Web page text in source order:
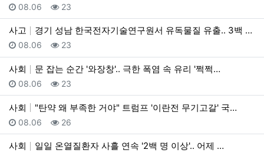
등록일
08.06 조회
23
사고 경기 성남 한국전자기술연구원서 유독물질 유출.. 3백 …
등록일
08.06 조회
23
사회 문 잡는 순간 '와장창'.. 극한 폭염 속 유리 '쩍쩍…
등록일
08.06 조회
23
사회 "탄약 왜 부족한 거야" 트럼프 '이란전 무기고갈' 국…
등록일
08.06 조회
26
사회 일일 온열질환자 사흘 연속 '2백 명 이상'.. 어제 …